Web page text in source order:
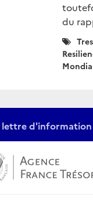
du
:
lettre d'information